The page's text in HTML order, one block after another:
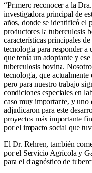
“Primero reconocer a la
investigadora principal de
años, donde se identificó el
productores la tuberculosis
características principales
tecnología para responder a
que tenía un adoptante y
tuberculosis bovina.
tecnología, que actualmente
pero para nuestro trabajo
condiciones especiales en
caso muy importante, y
adjudicaron para este
proyectos más importante
por el impacto social que
El Dr. Rehren, también
por el Servicio Agrícola y
para el diagnóstico de